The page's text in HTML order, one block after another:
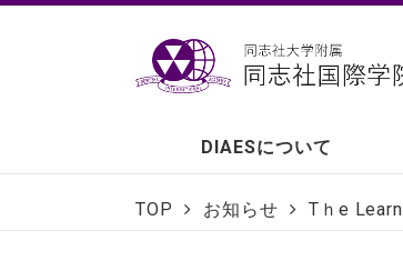
DIAESについて
TOP お知らせ Tｈe